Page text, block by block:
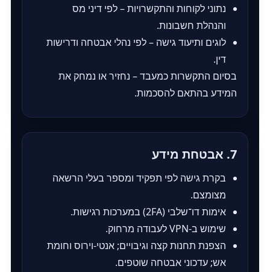
נתוני לקוחות והתקשרויות – לפי דיני מס
והנהלת חשבונות.
לוגים ותיעוד גישה – לפי נהלי אבטחה ודרישות
דין.
בסיום התקשרות כמעבד – נחזיר או נמחק את
המידע בהתאם להסכמות.
7. אבטחת מידע
בקרת גישה לפי תפקיד ומספר בעלי הרשאה
מצומצם.
אימות דו־שלבי (2FA) במערכות רגישות.
שימוש ב‑VPN לעבודה מרחוק.
הצפנת תחנות קצה וגיבויים; אנטי‑וירוס וחומת
אש; עדכוני אבטחה שוטפים.